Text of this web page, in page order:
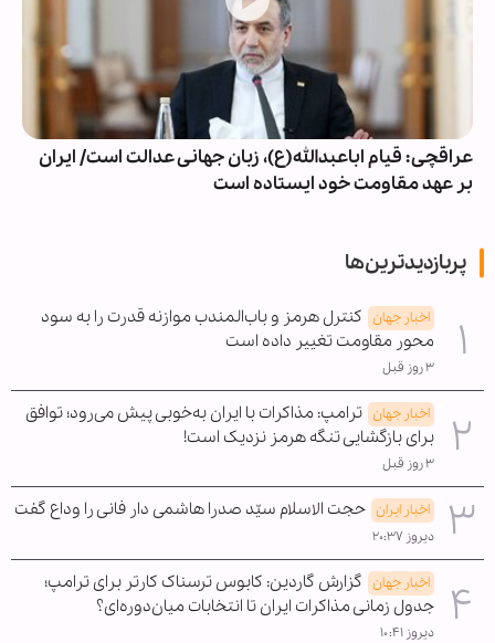
عراقچی: قیام اباعبدالله(ع)، زبان جهانی عدالت است/ ایران
بر عهد مقاومت خود ایستاده است
پربازدیدترین‌ها
اخبار جهان کنترل هرمز و باب‌المندب موازنه قدرت را به سود
محور مقاومت تغییر داده است
۳ روز قبل
اخبار جهان ترامپ: مذاکرات با ایران به‌خوبی پیش می‌رود؛ توافق
برای بازگشایی تنگه هرمز نزدیک است!
۳ روز قبل
اخبار ایران حجت الاسلام سیّد صدرا هاشمی دار فانی را وداع گفت
دیروز ۲۰:۳۷
اخبار جهان گزارش گاردین: کابوس ترسناک کارتر برای ترامپ؛
جدول زمانی مذاکرات ایران تا انتخابات میان‌دوره‌ای؟
دیروز ۱۰:۴۱